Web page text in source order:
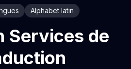
Alphabet latin
Services de